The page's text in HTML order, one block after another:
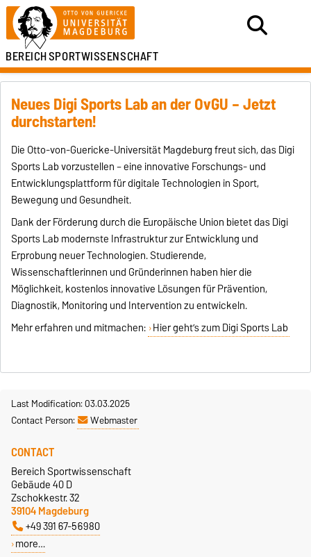
BEREICHSPORTWISSENSCHAFT
Neues Digi Sports Lab an der OvGU – Jetzt
durchstarten!
Die Otto-von-Guericke-Universität Magdeburg freut sich, das Digi
Sports Lab vorzustellen – eine innovative Forschungs- und
Entwicklungsplattform für digitale Technologien in Sport,
Bewegung und Gesundheit.
Dank der Förderung durch die Europäische Union bietet das Digi
Sports Lab modernste Infrastruktur zur Entwicklung und
Erprobung neuer Technologien. Studierende,
Wissenschaftlerinnen und Gründerinnen haben hier die
Möglichkeit, kostenlos innovative Lösungen für Prävention,
Diagnostik, Monitoring und Intervention zu entwickeln.
Mehr erfahren und mitmachen: Hier geht’s zum Digi Sports Lab
Last Modification: 03.03.2025
Contact Person:
Webmaster
CONTACT
Bereich Sportwissenschaft
Gebäude 40 D
Zschokkestr. 32
39104 Magdeburg
+49 391 67-56980
more…